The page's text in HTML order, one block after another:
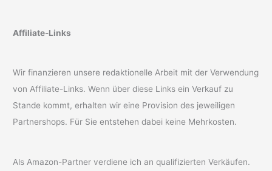
Affiliate-Links
Wir finanzieren unsere redaktionelle Arbeit mit der Verwendung
von Affiliate-Links. Wenn über diese Links ein Verkauf zu
Stande kommt, erhalten wir eine Provision des jeweiligen
Partnershops. Für Sie entstehen dabei keine Mehrkosten.
Als Amazon-Partner verdiene ich an qualifizierten Verkäufen.